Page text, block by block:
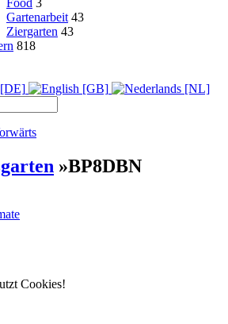
Food 3
Gartenarbeit 43
Ziergarten 43
818
»BP8DBN
Cookies!